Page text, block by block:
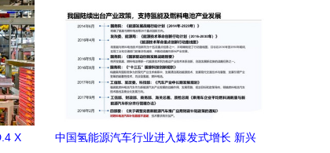
X
中国氢能源汽车行业进入爆发式增长 新兴